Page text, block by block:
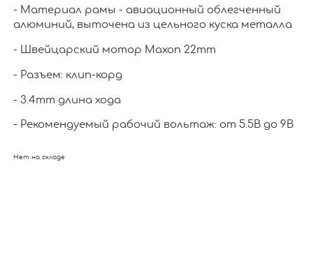
- Материал рамы - авиационный облегченный
алюминий, выточена из цельного куска металла
- Швейцарский мотор Maxon 22mm
- Разъем: клип-корд
- 3.4mm длина хода
- Рекомендуемый рабочий вольтаж: от 5.5В до 9В
Нет на складе